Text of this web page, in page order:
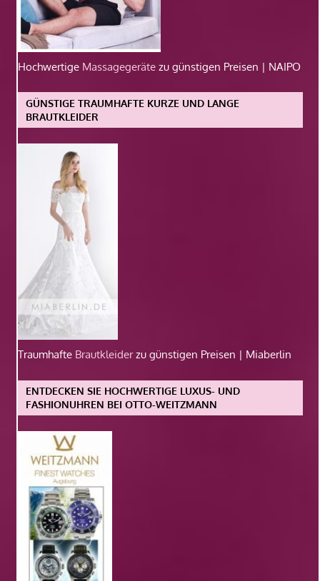
Hochwertige Massagegeräte zu günstigen Preisen | NAIPO
GÜNSTIGE TRAUMHAFTE KURZE UND LANGE
BRAUTKLEIDER
Traumhafte Brautkleiderzu günstigen Preisen | Miaberlin
ENTDECKEN SIE HOCHWERTIGE LUXUS- UND
FASHIONUHREN BEI OTTO-WEITZMANN